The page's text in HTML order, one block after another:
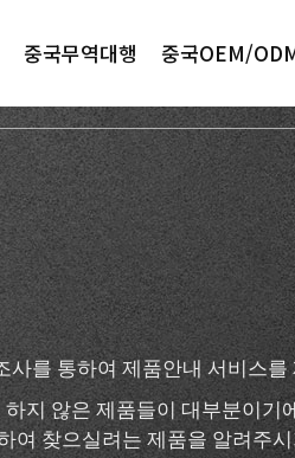
중국무역대행 중국OEM/
사를 통하여 제품안내 서비스를
지 않은 제품들이 대부분이기
여 찾으실려는 제품을 알려주